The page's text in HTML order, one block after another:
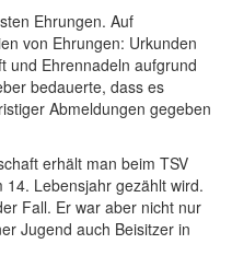
Ehrungen. Auf
von Ehrungen: Urkunden
und Ehrennadeln aufgrund
bedauerte, dass es
Abmeldungen gegeben
erhält man beim TSV
Lebensjahr gezählt wird.
Fall. Er war aber nicht nur
Jugend auch Beisitzer in